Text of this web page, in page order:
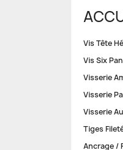
Vis Tête
Vis Six
Visserie
Visserie
Visserie
Tiges
Ancrage /